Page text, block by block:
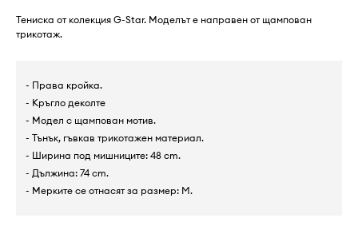
Тениска от колекция G-Star. Моделът е направен от щампован
трикотаж.
- Права кройка.
- Кръгло деколте
- Модел с щампован мотив.
- Тънък, гъвкав трикотажен материал.
- Ширина под мишниците: 48 cm.
- Дължина: 74 cm.
- Мерките се отнасят за размер: M.